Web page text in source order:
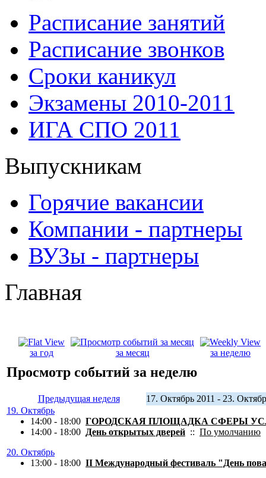
Расписание занятий
Расписание звонков
Сроки каникул
Экзамены 2010-2011
ИГА СПО 2011
Выпускникам
Горячие вакансии
Компании - партнеры
ВУЗы - партнеры
Главная
за год за месяц за неделю
Просмотр событий за неделю
Предыдущая неделя
17. Октябрь 2011 - 23.
19. Октябрь
14:00 - 18:00 ГОРОДСКАЯ ПЛОЩАДКА СФЕРЫ
14:00 - 18:00 День открытых дверей :: По умолчанию
20. Октябрь
13:00 - 18:00 II Международный фестиваль "День